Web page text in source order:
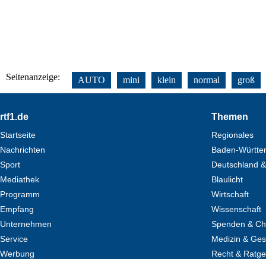
Seitenanzeige: AUTO mini klein normal groß
Footer
rtf1.de
Startseite
Nachrichten
Sport
Mediathek
Programm
Empfang
Unternehmen
Service
Werbung
Themen
Regionales
Baden-
Deutschland
Blaulicht
Wirtschaft
Wissenschaft
Spenden &
Medizin &
Recht &